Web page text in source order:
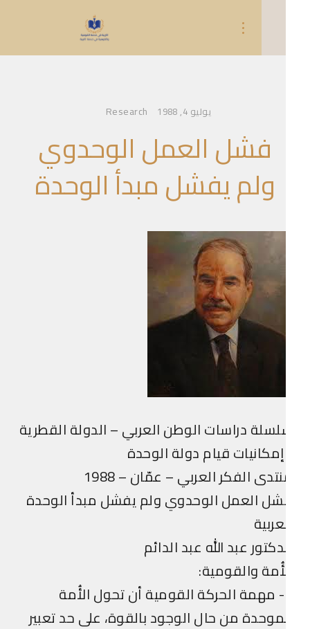
Research
فشل العمل الوحدوي
ولم يفشل مبدأ الوحدة
دراسات الوطن العربي – الدولة القطرية
قيام دولة الوحدة
الفكر العربي – عمّان – 1988
العمل الوحدوي ولم يفشل مبدأ الوحدة
عبد الله عبد الدائم
والقومية:
1- مهمة الحركة القومية أن تحول الأُمة
من حال الوجود بالقوة، على حد تعبير